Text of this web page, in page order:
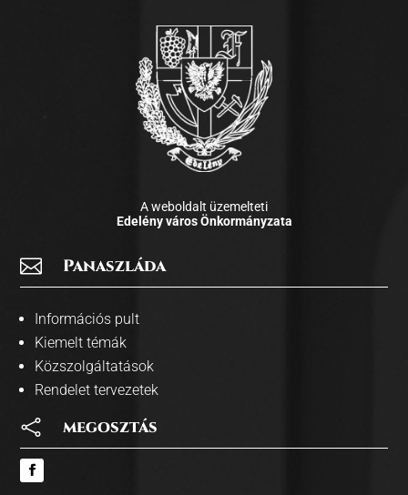
A weboldalt üzemelteti
Edelény város Önkormányzata
 Panaszláda
Információs pult
Kiemelt témák
Közszolgáltatások
Rendelet tervezetek
 megosztás